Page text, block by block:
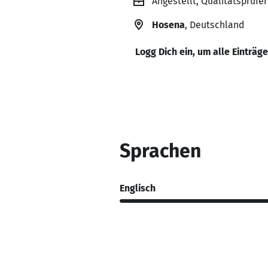
Hosena, Deutschland
Logg Dich ein, um alle
Sprachen
Englisch